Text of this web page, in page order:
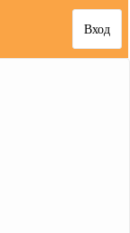
Вход